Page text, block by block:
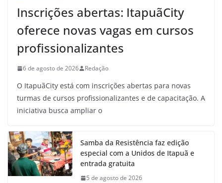
Inscrições abertas: ItapuãCity
oferece novas vagas em cursos
profissionalizantes
6 de agosto de 2026 Redação
O ItapuãCity está com inscrições abertas para novas
turmas de cursos profissionalizantes e de capacitação. A
iniciativa busca ampliar o
Samba da Resistência faz edição
especial com a Unidos de Itapuã e
entrada gratuita
5 de agosto de 2026